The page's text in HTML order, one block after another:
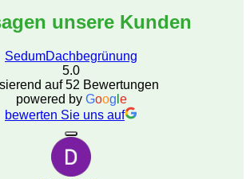
unsere Kunden
SedumDachbegrünung
5.0
auf 52 Bewertungen
powered by Goog e
bewerten Sie uns auf